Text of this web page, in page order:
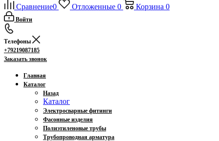
Сравнение0 Отложенные 0 Корзина 0
Войти
Телефоны
+79219087185
Заказать звонок
Главная
Каталог
Назад
Каталог
Электросварные фитинги
Фасонные изделия
Полиэтиленовые трубы
Трубопроводная арматура